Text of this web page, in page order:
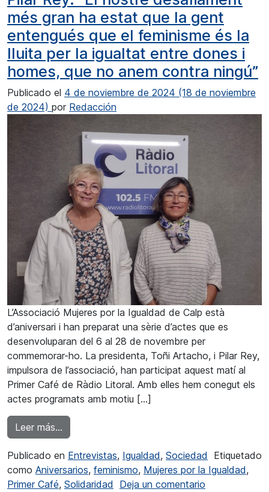
més gran ha estat que la gent
entengués que el feminisme és la
lluita per la igualtat entre dones i
homes, que no anem contra ningú”
Publicado el 4 de noviembre de 2024 (18 de noviembre
de 2024) por Redacción
L’Associació Mujeres por la Igualdad de Calp està
d’aniversari i han preparat una sèrie d’actes que es
desenvoluparan del 6 al 28 de novembre per
commemorar-ho. La presidenta, Toñi Artacho, i Pilar Rey,
impulsora de l’associació, han participat aquest matí al
Primer Café de Ràdio Litoral. Amb elles hem conegut els
actes programats amb motiu […]
Leer más…
Publicado en Entrevistas, Igualdad, Sociedad
Etiquetado
como Aniversarios, feminismo, Mujeres por la Igualdad,
Primer Café, Solidaridad Deja un comentario